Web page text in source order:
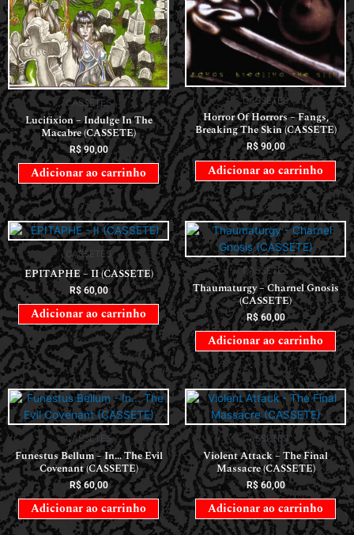
CASSETES
Lucifixion – Indulge In The
Macabre (CASSETE)
R$90,00
Adicionar ao carrinho
CASSETES
Horror Of Horrors ‎– Fangs,
Breaking The Skin (CASSETE)
R$90,00
Adicionar ao carrinho
CASSETES
EPITAPHE – II (CASSETE)
R$60,00
Adicionar ao carrinho
CASSETES
Thaumaturgy – Charnel Gnosis
(CASSETE)
R$60,00
Adicionar ao carrinho
CASSETES
Funestus Bellum – In… The Evil
Covenant (CASSETE)
R$60,00
Adicionar ao carrinho
CASSETES
Violent Attack – The Final
Massacre (CASSETE)
R$60,00
Adicionar ao carrinho